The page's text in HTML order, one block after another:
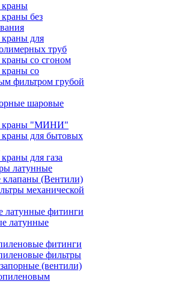
без
для
труб
со сгоном
со
фильтром грубой
шаровые
краны "МИНИ"
для бытовых
для газа
латунные
клапаны (Вентили)
механической
латунные фитинги
латунные
фитинги
фильтры
(вентили)